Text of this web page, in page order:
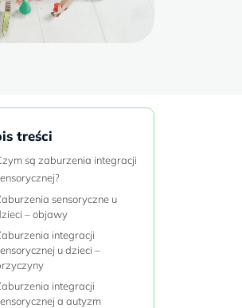
treści
są zaburzenia integracji
sensoryczne u
– objawy
integracji
u dzieci –
integracji
a autyzm